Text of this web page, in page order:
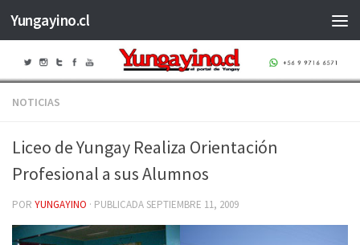
Saltar al contenido
Yungayino.cl
NOTICIAS
Liceo de Yungay Realiza Orientación
Profesional a sus Alumnos
POR YUNGAYINO · PUBLICADASEPTIEMBRE 11, 2009